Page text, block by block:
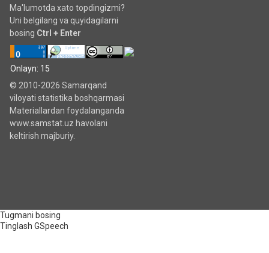
Ma'lumotda xato topdingizmi?
Uni belgilang va quyidagilarni
bosing Ctrl + Enter
Onlayn: 15
© 2010-2026 Samarqand
viloyati statistika boshqarmasi
Materiallardan foydalanganda
www.samstat.uz havolani
keltirish majburiy.
Tugmani bosing
Tinglash GSpeech